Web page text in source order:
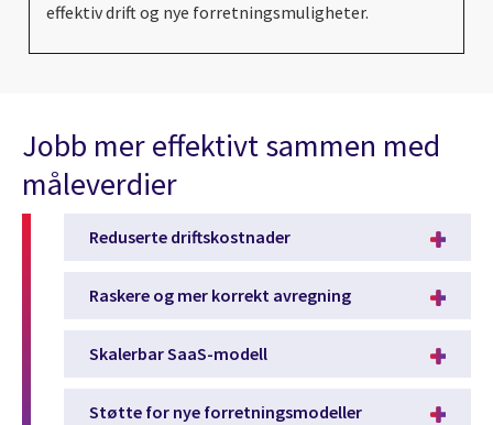
effektiv drift og nye forretningsmuligheter.
Jobb mer effektivt sammen med
måleverdier
Reduserte driftskostnader
Raskere og mer korrekt avregning
Skalerbar SaaS-modell
Støtte for nye forretningsmodeller